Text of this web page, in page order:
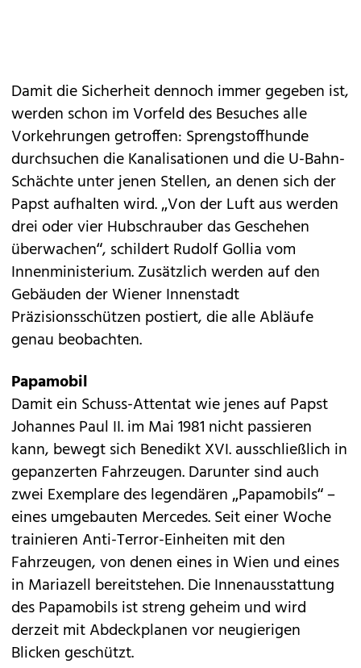
Damit die Sicherheit dennoch immer gegeben ist,
werden schon im Vorfeld des Besuches alle
Vorkehrungen getroffen: Sprengstoffhunde
durchsuchen die Kanalisationen und die U-Bahn-
Schächte unter jenen Stellen, an denen sich der
Papst aufhalten wird. „Von der Luft aus werden
drei oder vier Hubschrauber das Geschehen
überwachen“, schildert Rudolf Gollia vom
Innenministerium. Zusätzlich werden auf den
Gebäuden der Wiener Innenstadt
Präzisionsschützen postiert, die alle Abläufe
genau beobachten.
Papamobil
Damit ein Schuss-Attentat wie jenes auf Papst
Johannes Paul II. im Mai 1981 nicht passieren
kann, bewegt sich Benedikt XVI. ausschließlich in
gepanzerten Fahrzeugen. Darunter sind auch
zwei Exemplare des legendären „Papamobils“ –
eines umgebauten Mercedes. Seit einer Woche
trainieren Anti-Terror-Einheiten mit den
Fahrzeugen, von denen eines in Wien und eines
in Mariazell bereitstehen. Die Innenausstattung
des Papamobils ist streng geheim und wird
derzeit mit Abdeckplanen vor neugierigen
Blicken geschützt.